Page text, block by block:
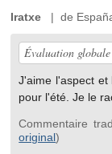
Iratxe | de
Évaluation
J'aime l'aspect et
pour l'été. Je le
Commentaire
original)